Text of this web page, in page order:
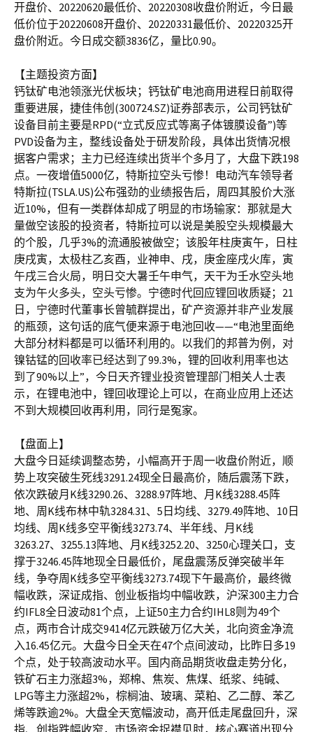
开盘价、20220620最低价、20220308收盘价附近，今日最
低价位于20220608开盘价、20220331最低价、20220325开
盘价附近。今日成交额3836亿，量比0.90。
【主题投资方面】
钙钛矿电池领涨光伏板块；钙钛矿电池商用进程日前取得
重要进展，捷佳伟创(300724.SZ)证券部表示，公司钙钛矿
设备目前主要是RPD(“立式反应式等离子体镀膜设备”)等
PVD设备为主，整线设备处于研发阶段，具体出货情况根
据客户需求；主力已经连续出货半个多月了，大盘下跌198
点。一夜增值5000亿，特斯拉空头亏惨！电动汽车领导者
特斯拉(TSLA.US)公布强劲的业绩报告后，周四其股价大涨
近10%，但有一类群体却成了明显的市场输家：那就是大
量做空该股的投资者，特斯拉可以说是美股空头规模最大
的个股，几乎3%的流通股被做空；该股年柱庚寅午，日柱
庚戌寅，太极柱乙亥酉，业神申、戌，庚金座戌火库，寅
午戌三合火局，明日交大暑壬午申气，天干为壬水空头地
支为午火多头，空头亏惨。宁德时代回应锂回收质疑；21
日，宁德时代董事长曾毓群提出，矿产资源并非产业发展
的瓶颈，这句话的底气便来源于电池回收——“电池里面绝
大部分材料都是可以循环利用的。以我们的邦普为例，对
镍钴锰的回收率已经达到了99.3%，锂的回收利用率也达
到了90%以上”，今日天齐锂业投资管理部门相关人士表
示，在锂电池中，锂回收理论上可以，在商业应用上还达
不到大规模回收再利用，同行是冤家。
【盘面上】
大盘今日延续调整态势，小幅高开于周一收盘价附近，顺
势上攻突破生死线3291.24现全日最高价，随后震荡下跌，
依次跌破月K线3290.26、3288.97阵地、月K线3288.45阵
地、周K线布林中轨3284.31、5日均线、3279.49阵地、10日
均线、周K线多空平衡线3273.74、半年线、月K线
3263.27、3255.13阵地、月K线3252.20、3250心理关口，支
撑于3246.45阵地现全日最低价，尾盘震荡反弹突破半年
线，争夺周K线多空平衡线3273.74现下午最高价，最终微
幅收跌，深证成指、创业板指均中幅收跌，沪深300主力合
约IFL8全日波动81个点，上证50主力合约IHL8则为49个
点，两市合计成交9414亿元跌破万亿大关，北向资金净流
入16.45亿元。大盘今日全天在47个点间波动，比昨日多19
个点，处于较高波动水平。国内商品期货收盘走势分化，
铁矿石主力涨超3%，郑棉、焦炭、焦煤、纸浆、纯碱、
LPG等主力涨超2%，棕榈油、玻璃、菜粕、乙二醇、苯乙
烯等跌逾2%。大盘全天宽幅波动，高开低走尾盘回升，深
指、创指跌幅收窄，市场资金捉襟见肘，核心赛道出现分